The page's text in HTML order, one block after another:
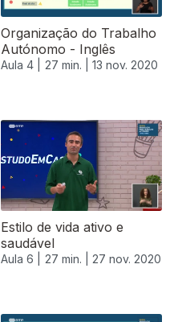
Organização do Trabalho
Autónomo - Inglês
Aula 4 | 27 min. | 13 nov. 2020
Estilo de vida ativo e
saudável
Aula 6 | 27 min. | 27 nov. 2020